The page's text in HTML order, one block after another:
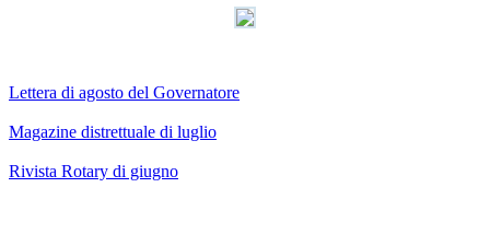
Lettera di agosto del Governatore
Magazine distrettuale di luglio
Rivista Rotary di giugno